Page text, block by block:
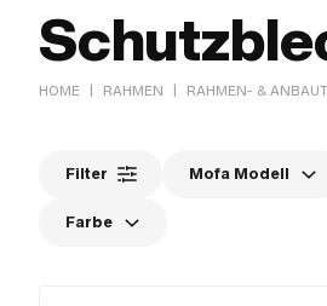
HOME | RAHMEN | RAHMEN- &
Filter Mofa Modell
Farbe